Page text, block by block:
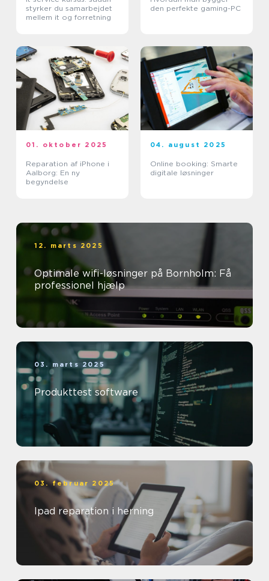
styrker du samarbejdet
mellem it og forretning
den perfekte gaming-PC
01. oktober 2025
Reparation af iPhone i
Aalborg: En ny
begyndelse
04. august 2025
Online booking: Smarte
digitale løsninger
12. marts 2025
Optimale wifi-løsninger på Bornholm: Få
professionel hjælp
03. marts 2025
Produkttest software
03. februar 2025
Ipad reparation i herning